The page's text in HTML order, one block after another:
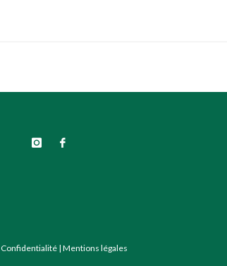
Confidentialité | Mentions légales